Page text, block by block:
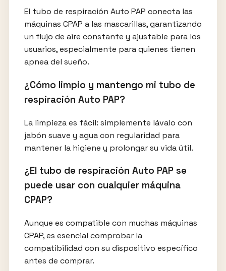
El tubo de respiración Auto PAP conecta las
máquinas CPAP a las mascarillas, garantizando
un flujo de aire constante y ajustable para los
usuarios, especialmente para quienes tienen
apnea del sueño.
¿Cómo limpio y mantengo mi tubo de
respiración Auto PAP?
La limpieza es fácil: simplemente lávalo con
jabón suave y agua con regularidad para
mantener la higiene y prolongar su vida útil.
¿El tubo de respiración Auto PAP se
puede usar con cualquier máquina
CPAP?
Aunque es compatible con muchas máquinas
CPAP, es esencial comprobar la
compatibilidad con su dispositivo específico
antes de comprar.